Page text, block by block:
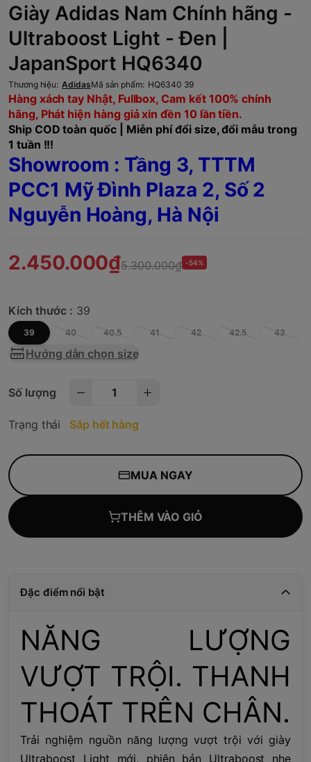
Giày Adidas Nam Chính hãng -
Ultraboost Light - Đen |
JapanSport HQ6340
Thương hiệu: AdidasMã sản phẩm: HQ6340 39
Hàng xách tay Nhật, Fullbox, Cam kết 100% chính
hãng, Phát hiện hàng giả xin đền 10 lần tiền.
Ship COD toàn quốc | Miễn phí đổi size, đổi mẫu trong
1 tuần !!!
Showroom : Tầng 3, TTTM
PCC1 Mỹ Đình Plaza 2, Số 2
Nguyễn Hoàng, Hà Nội
2.450.000₫5.300.000₫ -54%
Kích thước : 39
39 40 40.5 41 42 42.5 43
Hướng dẫn chọn size
Số lượng
Trạng thái Sắp hết hàng
MUA NGAY
THÊM VÀO GIỎ
Đặc điểm nổi bật
NĂNG LƯỢNG
VƯỢT TRỘI. THANH
THOÁT TRÊN CHÂN.
Trải nghiệm nguồn năng lượng vượt trội với giày
Ultraboost Light mới, phiên bản Ultraboost nhẹ